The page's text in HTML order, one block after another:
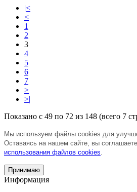
|<
<
1
2
3
4
5
6
7
>
>|
Показано с 49 по 72 из 148 (всего 7
Мы используем файлы cookies для
Оставаясь на нашем сайте, вы
использования файлов cookies.
Принимаю
Информация